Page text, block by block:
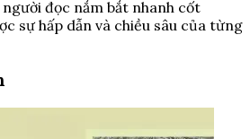
người đọc nắm bắt nhanh cốt
sự hấp dẫn và chiều sâu của từng